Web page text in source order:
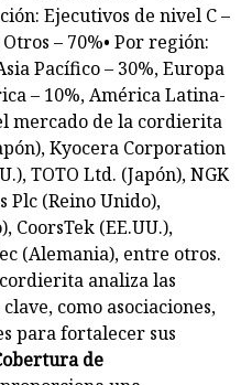
Ejecutivos de nivel C –
– 70%• Por región:
Pacífico – 30%, Europa
– 10%, América Latina-
mercado de la cordierita
Kyocera Corporation
TOTO Ltd. (Japón), NGK
Plc (Reino Unido),
CoorsTek (EE.UU.),
(Alemania), entre otros.
analiza las
como asociaciones,
para fortalecer sus
de